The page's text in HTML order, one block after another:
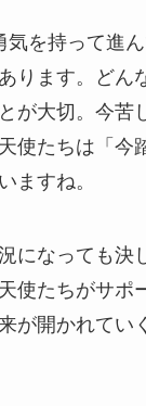
気を持って進
ります。どん
が大切。今苦
使たちは「今
ますね。
になっても決
使たちがサポ
が開かれてい